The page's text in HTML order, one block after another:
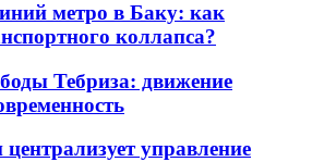
метро в Баку: как
коллапса?
Тебриза: движение
управление